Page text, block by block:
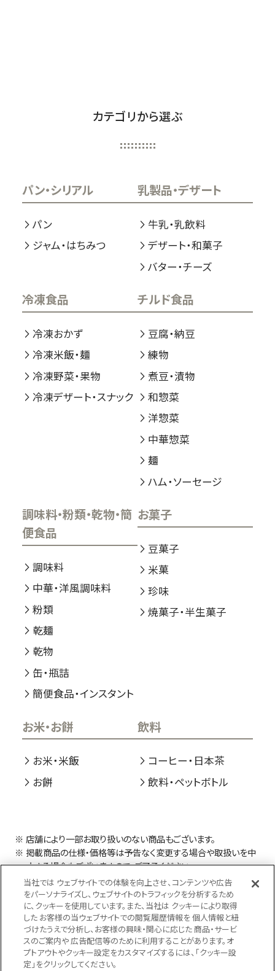
カテゴリから選ぶ
パン・シリアル
パン
ジャム・はちみつ
乳製品・デザート
牛乳・乳飲料
デザート・和菓子
バター・チーズ
冷凍食品
冷凍おかず
冷凍米飯・麺
冷凍野菜・果物
冷凍デザート・スナック
チルド食品
豆腐・納豆
練物
煮豆・漬物
和惣菜
洋惣菜
中華惣菜
麺
ハム・ソーセージ
調味料・粉類・乾物・簡
便食品
調味料
中華・洋風調味料
粉類
乾麺
乾物
缶・瓶詰
簡便食品・インスタント
お菓子
豆菓子
米菓
珍味
焼菓子・半生菓子
お米・お餅
お米・米飯
お餅
飲料
コーヒー・日本茶
飲料・ペットボトル
店舗により一部お取り扱いのない商品もございます。
掲載商品の仕様・価格等は予告なく変更する場合や取扱いを中
止する場合もございますので、ご了承ください。
当社では ウェブサイトでの体験を向上させ、コンテンツや広告
をパーソナライズし、ウェブサイトのトラフィックを分析するため
に、クッキーを使用しています。また、当社は クッキーにより取得
した お客様の当ウェブサイトでの閲覧履歴情報を 個人情報と紐
づけたうえで分析し、お客様の興味・関心に応じた 商品・サービ
スのご案内や 広告配信等のために利用することがあります。オ
プトアウトやクッキー設定をカスタマイズするには、「クッキー設
定」をクリックしてください。